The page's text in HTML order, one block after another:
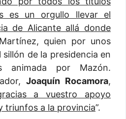
es un orgullo llevar el
de Alicante allá donde
quien por unos
de la presidencia en
animada por Mazón.
Joaquín Rocamora,
a vuestro apoyo
triunfos a la provincia”.